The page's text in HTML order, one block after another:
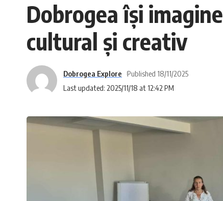
Dobrogea își
cultural și creativ
Last updated: 2025/11/18 at 12:42 PM
Dobrogea Explore Published 18/11/2025